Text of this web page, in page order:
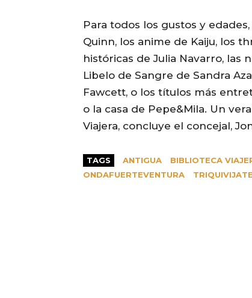
Para todos los gustos y
Quinn, los anime de Kaiju, los
históricas de Julia Navarro, las
Libelo de Sangre de Sandra
Fawcett, o los títulos más
o la casa de Pepe&Mila. Un
Viajera, concluye el concejal,
TAGS ANTIGUA BIBLIOTECA
ONDAFUERTEVENTURA
TRIQUIVIJATE